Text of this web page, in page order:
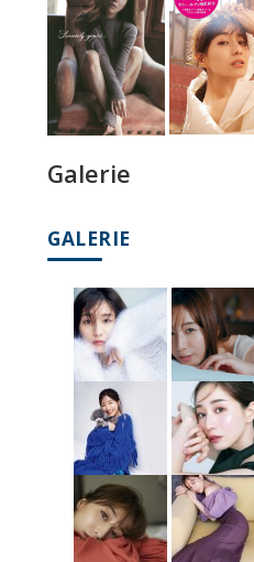
Galerie
GALERIE